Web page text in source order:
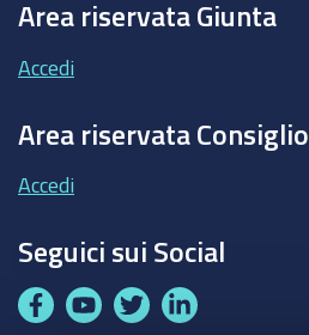
Area riservata Giunta
Accedi
Area riservata Consiglio
Accedi
Seguici sui Social
F
Y
T
L